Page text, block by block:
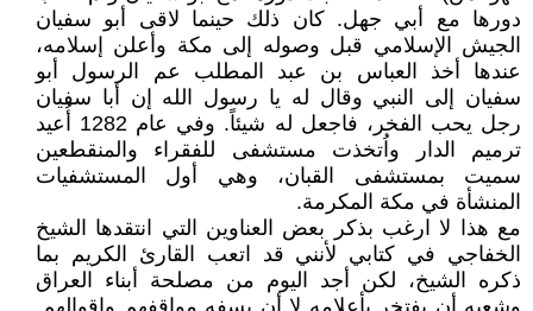
دورها مع أبي جهل. كان ذلك حينما لاقى أبو سفيان
الجيش الإسلامي قبل وصوله إلى مكة وأعلن إسلامه،
عندها أخذ العباس بن عبد المطلب عم الرسول أبو
سفيان إلى النبي وقال له يا رسول الله إن أبا سفيان
رجل يحب الفخر، فاجعل له شيئاً. وفي عام 1282 أُعيد
ترميم الدار واُتخذت مستشفى للفقراء والمنقطعين
سميت بمستشفى القبان، وهي أول المستشفيات
المنشأة في مكة المكرمة.
مع هذا لا ارغب بذكر بعض العناوين التي انتقدها الشيخ
الخفاجي في كتابي لأنني قد اتعب القارئ الكريم بما
ذكره الشيخ، لكن أجد اليوم من مصلحة أبناء العراق